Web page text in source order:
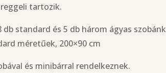
tartozik.
db standard és 5 db három ágyas szobánk
méretűek, 200×90 cm
és minibárral rendelkeznek.